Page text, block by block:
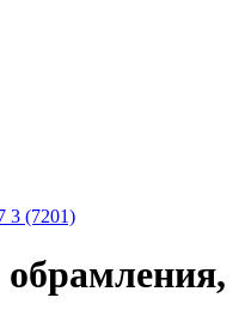
3 (7201)
обрамления,